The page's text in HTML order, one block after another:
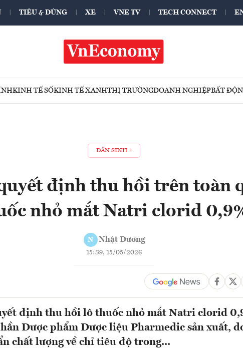
TIÊU & DÙNG XE VNE TV TECH CONNECT
KINH TẾ SỐKINH TẾ XANHTHỊ TRƯỜNGDOANH NGHIỆPBẤT
DÂN SINH
định thu hồi trên toàn
nhỏ mắt Natri clorid
N Nhật Dương
15:39, 15/05/2026
định thu hồi lô thuốc nhỏ mắt Natri clorid
Dược phẩm Dược liệu Pharmedic sản xuất,
chất lượng về chỉ tiêu độ trong...